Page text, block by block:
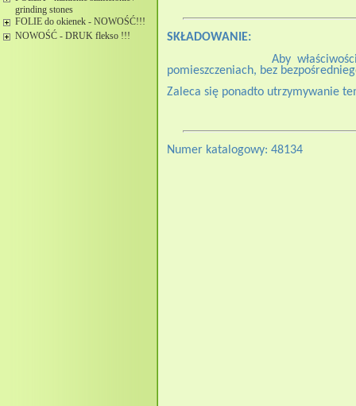
grinding stones
FOLIE do okienek - NOWOŚĆ!!!
NOWOŚĆ - DRUK flekso !!!
SKŁADOWANIE:
Aby
pomieszczeniach, bez
Zaleca się ponadto utrzymywanie
Numer katalogowy: 48134